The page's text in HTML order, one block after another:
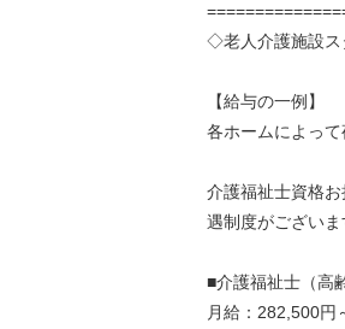
◇老人介護施設ス
【給与の一例】
各ホームによって
介護福祉士資格
遇制度がございま
■介護福祉士（高
月給：282,500円